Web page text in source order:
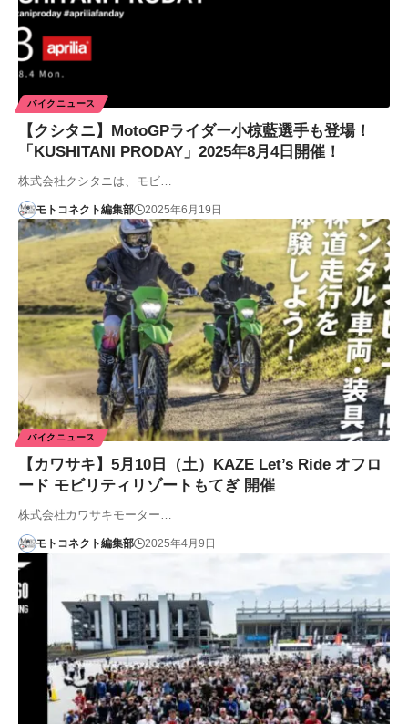
バイクニュース
【クシタニ】MotoGPライダー小椋藍選手も登場！
「KUSHITANI PRODAY」2025年8月4日開催！
株式会社クシタニは、モビ…
モトコネクト編集部 2025年6月19日
バイクニュース
【カワサキ】5月10日（土）KAZE Let’s Ride オフロ
ード モビリティリゾートもてぎ 開催
株式会社カワサキモーター…
モトコネクト編集部 2025年4月9日